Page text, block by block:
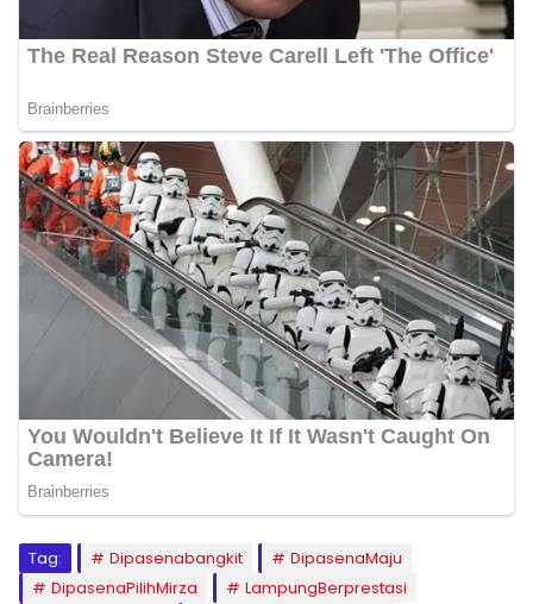
Tag: Dipasenabangkit
DipasenaMaju
DipasenaPilihMirza
LampungBerprestasi